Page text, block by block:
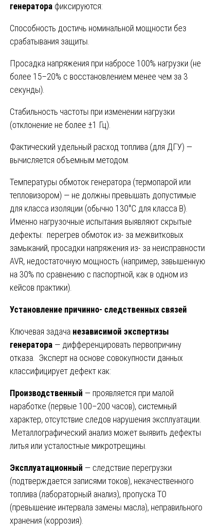
генератора фиксируются:
Способность достичь номинальной мощности без
срабатывания защиты.
Просадка напряжения при набросе 100% нагрузки (не
более 15–20% с восстановлением менее чем за 3
секунды).
Стабильность частоты при изменении нагрузки
(отклонение не более ±1 Гц).
Фактический удельный расход топлива (для ДГУ) —
вычисляется объемным методом.
Температуры обмоток генератора (термопарой или
тепловизором) — не должны превышать допустимые
для класса изоляции (обычно 130°C для класса B).
Именно нагрузочные испытания выявляют скрытые
дефекты: перегрев обмоток из- за межвитковых
замыканий, просадки напряжения из- за неисправности
AVR, недостаточную мощность (например, завышенную
на 30% по сравнению с паспортной, как в одном из
кейсов практики).
Установление причинно- следственных связей
Ключевая задача независимой экспертизы
генератора — дифференцировать первопричину
отказа. Эксперт на основе совокупности данных
классифицирует дефект как:
Производственный — проявляется при малой
наработке (первые 100–200 часов), системный
характер, отсутствие следов нарушения эксплуатации.
Металлографический анализ может выявить дефекты
литья или усталостные микротрещины.
Эксплуатационный — следствие перегрузки
(подтверждается записями токов), некачественного
топлива (лабораторный анализ), пропуска ТО
(превышение интервала замены масла), неправильного
хранения (коррозия).